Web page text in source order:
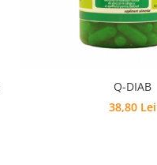
Q-DIAB
38,80 Lei